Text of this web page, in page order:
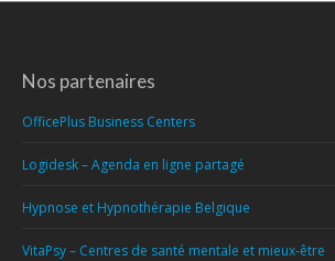
Nos partenaires
OfficePlus Business Centers
Logidesk – Agenda en ligne partagé
Hypnose et Hypnothérapie Belgique
VitaPsy – Centres de santé mentale et mieux-être